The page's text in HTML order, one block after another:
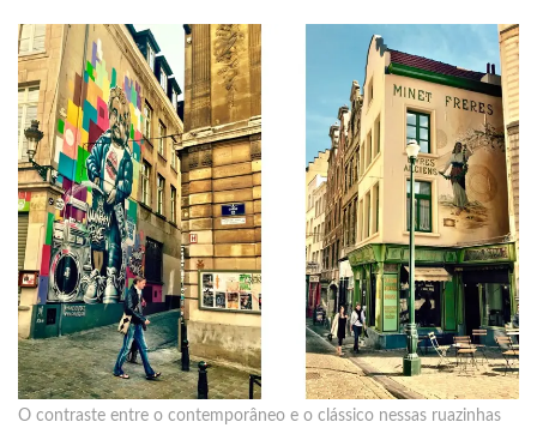
O contraste entre o contemporâneo e o clássico nessas ruazinhas